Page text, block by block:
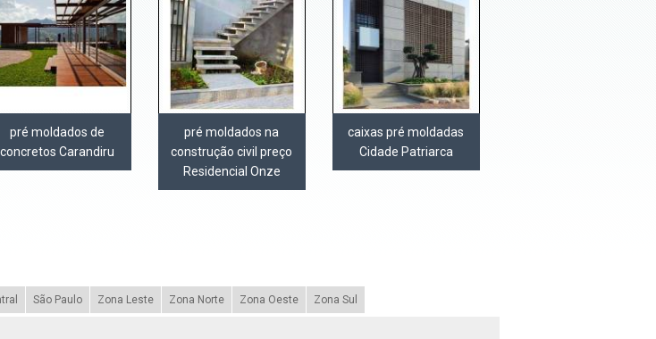
pré moldados de
concretos Carandiru
pré moldados na
construção civil preço
Residencial Onze
caixas pré moldadas
Cidade Patriarca
São Paulo Zona Leste Zona Norte Zona Oeste Zona Sul